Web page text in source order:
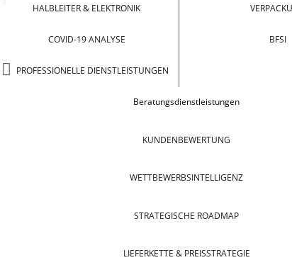
HALBLEITER & ELEKTRONIK
COVID-19 ANALYSE
PROFESSIONELLE DIENSTLEISTUNGEN
BFSI
Beratungsdienstleistungen
KUNDENBEWERTUNG
WETTBEWERBSINTELLIGENZ
STRATEGISCHE ROADMAP
LIEFERKETTE & PREISSTRATEGIE